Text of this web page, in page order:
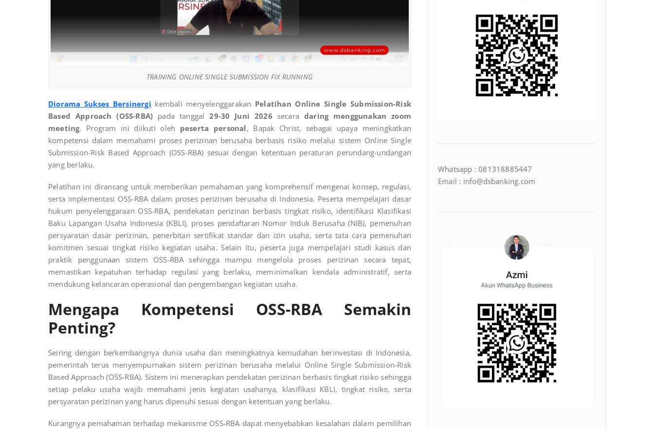
TRAINING ONLINE SINGLE SUBMISSION FIX RUNNING
Diorama Sukses Bersinergi kembali menyelenggarakan Pelatihan Online Single Submission-Risk
Based Approach (OSS-RBA) pada tanggal29-30 Juni 2026 secara daring menggunakan zoom
meeting. Program ini diikuti oleh peserta personal, Bapak Christ, sebagai upaya meningkatkan
kompetensi dalam memahami proses perizinan berusaha berbasis risiko melalui sistem Online Single
Submission-Risk Based Approach (OSS-RBA) sesuai dengan ketentuan peraturan perundang-undangan
yang berlaku.
Pelatihan ini dirancang untuk memberikan pemahaman yang komprehensif mengenai konsep, regulasi,
serta implementasi OSS-RBA dalam proses perizinan berusaha di Indonesia. Peserta mempelajari dasar
hukum penyelenggaraan OSS-RBA, pendekatan perizinan berbasis tingkat risiko, identifikasi Klasifikasi
Baku Lapangan Usaha Indonesia (KBLI), proses pendaftaran Nomor Induk Berusaha (NIB), pemenuhan
persyaratan dasar perizinan, penerbitan sertifikat standar dan izin usaha, serta tata cara pemenuhan
komitmen sesuai tingkat risiko kegiatan usaha. Selain itu, peserta juga mempelajari studi kasus dan
praktik penggunaan sistem OSS-RBA sehingga mampu mengelola proses perizinan secara tepat,
memastikan kepatuhan terhadap regulasi yang berlaku, meminimalkan kendala administratif, serta
mendukung kelancaran operasional dan pengembangan kegiatan usaha.
Mengapa Kompetensi OSS-RBA Semakin
Penting?
Seiring dengan berkembangnya dunia usaha dan meningkatnya kemudahan berinvestasi di Indonesia,
pemerintah terus menyempurnakan sistem perizinan berusaha melalui Online Single Submission-Risk
Based Approach (OSS-RBA). Sistem ini menerapkan pendekatan perizinan berbasis tingkat risiko sehingga
setiap pelaku usaha wajib memahami jenis kegiatan usahanya, klasifikasi KBLI, tingkat risiko, serta
persyaratan perizinan yang harus dipenuhi sesuai dengan ketentuan yang berlaku.
Kurangnya pemahaman terhadap mekanisme OSS-RBA dapat menyebabkan kesalahan dalam pemilihan
Whatsapp : 081318885447
Email : info@dsbanking.com